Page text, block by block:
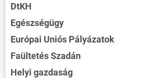
DtKH
Egészségügy
Európai Uniós Pályázatok
Faültetés Szadán
Helyi gazdaság